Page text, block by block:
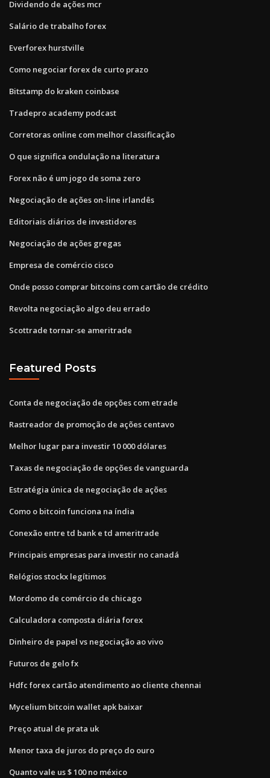
Dividendo de ações mcr
Salário de trabalho forex
Everforex hurstville
Como negociar forex de curto prazo
Bitstamp do kraken coinbase
Tradepro academy podcast
Corretoras online com melhor classificação
O que significa ondulação na literatura
Forex não é um jogo de soma zero
Negociação de ações on-line irlandês
Editoriais diários de investidores
Negociação de ações gregas
Empresa de comércio cisco
Onde posso comprar bitcoins com cartão de crédito
Revolta negociação algo deu errado
Scottrade tornar-se ameritrade
Featured Posts
Conta de negociação de opções com etrade
Rastreador de promoção de ações centavo
Melhor lugar para investir 10 000 dólares
Taxas de negociação de opções de vanguarda
Estratégia única de negociação de ações
Como o bitcoin funciona na índia
Conexão entre td bank e td ameritrade
Principais empresas para investir no canadá
Relógios stockx legítimos
Mordomo de comércio de chicago
Calculadora composta diária forex
Dinheiro de papel vs negociação ao vivo
Futuros de gelo fx
Hdfc forex cartão atendimento ao cliente chennai
Mycelium bitcoin wallet apk baixar
Preço atual de prata uk
Menor taxa de juros do preço do ouro
Quanto vale us $ 100 no méxico